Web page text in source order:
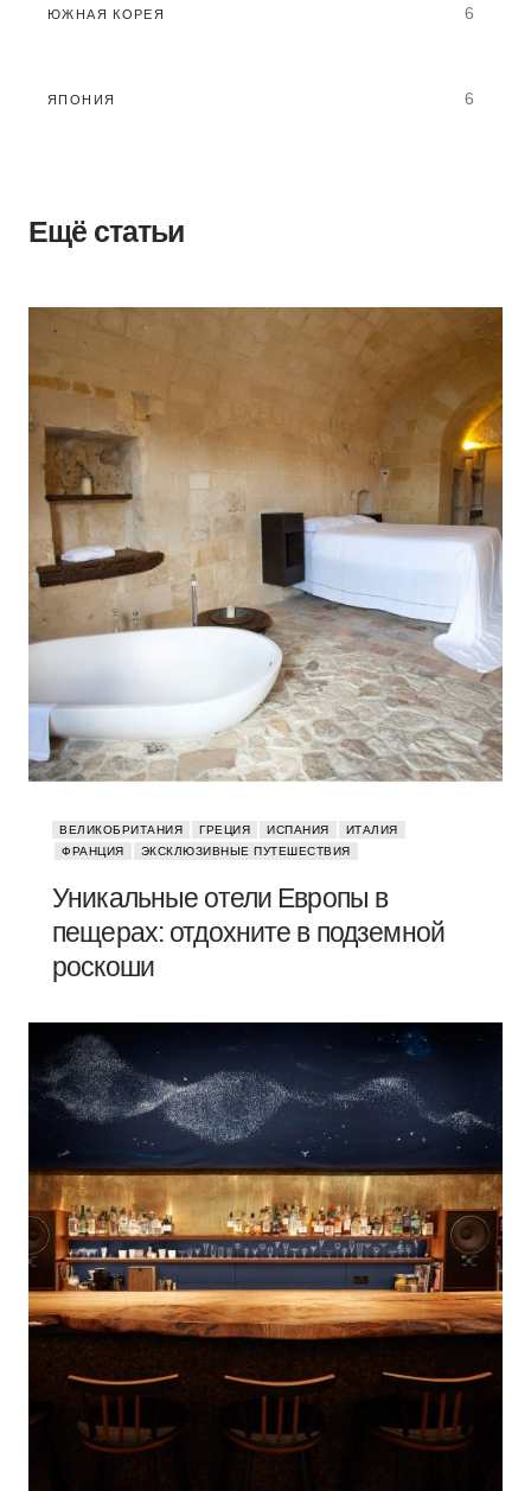
ЮЖНАЯ КОРЕЯ 6
ЯПОНИЯ 6
Ещё статьи
ВЕЛИКОБРИТАНИЯ ГРЕЦИЯ ИСПАНИЯ
ИТАЛИЯ
ФРАНЦИЯ
ЭКСКЛЮЗИВНЫЕ ПУТЕШЕСТВИЯ
Уникальные отели Европы в
пещерах: отдохните в подземной
роскоши